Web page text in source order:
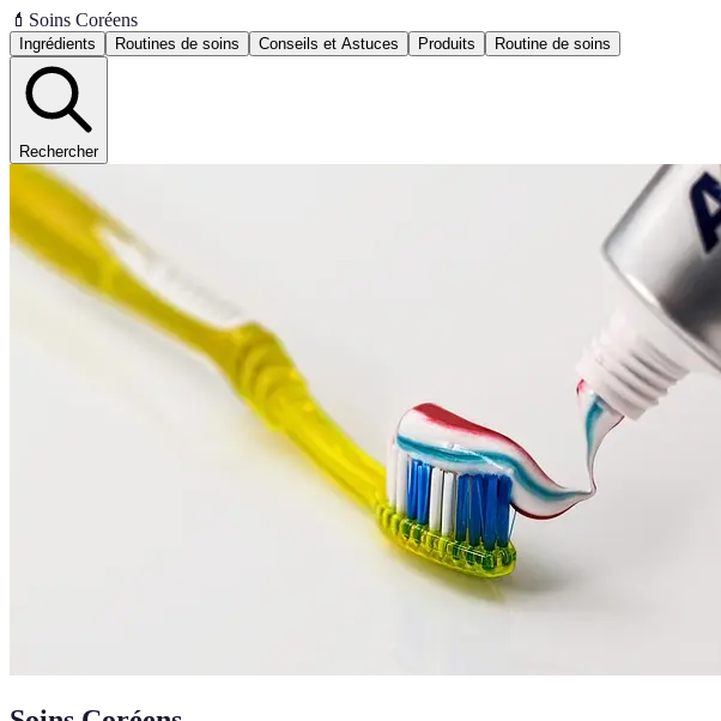
💄 Soins Coréens
Ingrédients Routines de soins Conseils et Astuces Produits Routine de soins
Rechercher